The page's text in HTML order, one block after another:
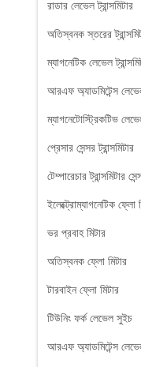
রাডার লেভেল ট্রান্সমিটার
অতিস্বনক স্তরের
ম্যাগনেটিক লেভেল
আরএফ অ্যাডমিটেন্স লেভেল
ম্যাগনেটোস্ট্রিকটিভ
প্রেসার সেন্সর ট্রান্সমিটার
টেম্পারেচার ট্রান্সমিটার
ইলেক্ট্রোম্যাগনেটিক ফ্লো
ভর প্রবাহ মিটার
অতিস্বনক ফ্লো মিটার
টারবাইন ফ্লো মিটার
টিউনিং ফর্ক লেভেল সুইচ
আরএফ অ্যাডমিটেন্স